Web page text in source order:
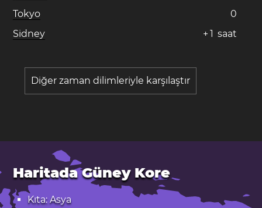
Tokyo
0
Sidney
+ 1 saat
Diğer zaman dilimleriyle karşılaştır
Haritada Güney Kore
Kıta: Asya